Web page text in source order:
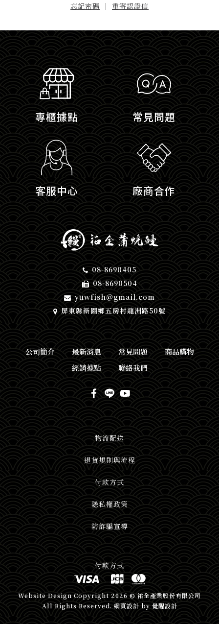
忘記密碼 ｜ 重寄認證信
專櫃據點 常見問題
客服中心 廠商合作
08-8690405
08-8690504
yuwfish@gmail.com
屏東縣新園鄉五房村龍洲路50號
付款方式
物流配送
退貨規則與流程
付款方式
隱私權政策
防詐騙宣導
Website Design Copyright 2026 © 祐全產業股份有限公司
All Rights Reserved. 網頁設計by覺醒設計
公司簡介 最新消息 常見問題
商品購物
經銷據點
聯絡我們